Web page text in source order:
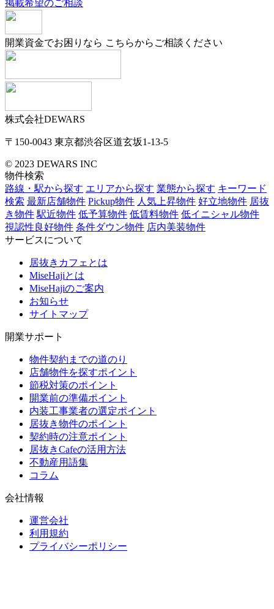
掲載希望のご相談
開業資金でお困りなら こちらからご相談ください
株式会社DEWARS
〒150-0043 東京都渋谷区道玄坂1-13-5
© 2023 DEWARS INC
物件検索
路線・駅から探す エリアから探す 業態から探す キーワード
検索 最新店舗物件 Pickup物件 人気上昇物件 好立地物件 居抜
き物件 駅近物件 低予算物件 低賃料物件 低イニシャル物件
視認性良好物件 条件ダウン物件 店内美装物件
サービスについて
居抜きカフェとは
MiseHajiとは
MiseHajiのご案内
お知らせ
サイトマップ
開業サポート
物件契約までの道のり
店舗物件を探すポイント
節税対策のポイント
開業前の準備ポイント
内装工事業者の選定ポイント
居抜き物件のポイント
契約時の注意ポイント
居抜きCafeの活用方法
不動産用語集
コラム
会社情報
運営会社
利用規約
プライバシーポリシー